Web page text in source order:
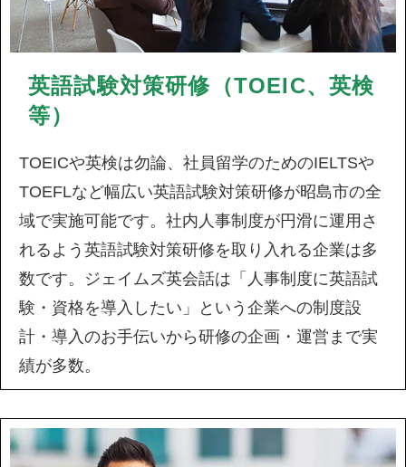
英語試験対策研修（TOEIC、英検
等）
TOEICや英検は勿論、社員留学のためのIELTSや
TOEFLなど幅広い英語試験対策研修が昭島市の全
域で実施可能です。社内人事制度が円滑に運用さ
れるよう英語試験対策研修を取り入れる企業は多
数です。ジェイムズ英会話は「人事制度に英語試
験・資格を導入したい」という企業への制度設
計・導入のお手伝いから研修の企画・運営まで実
績が多数。